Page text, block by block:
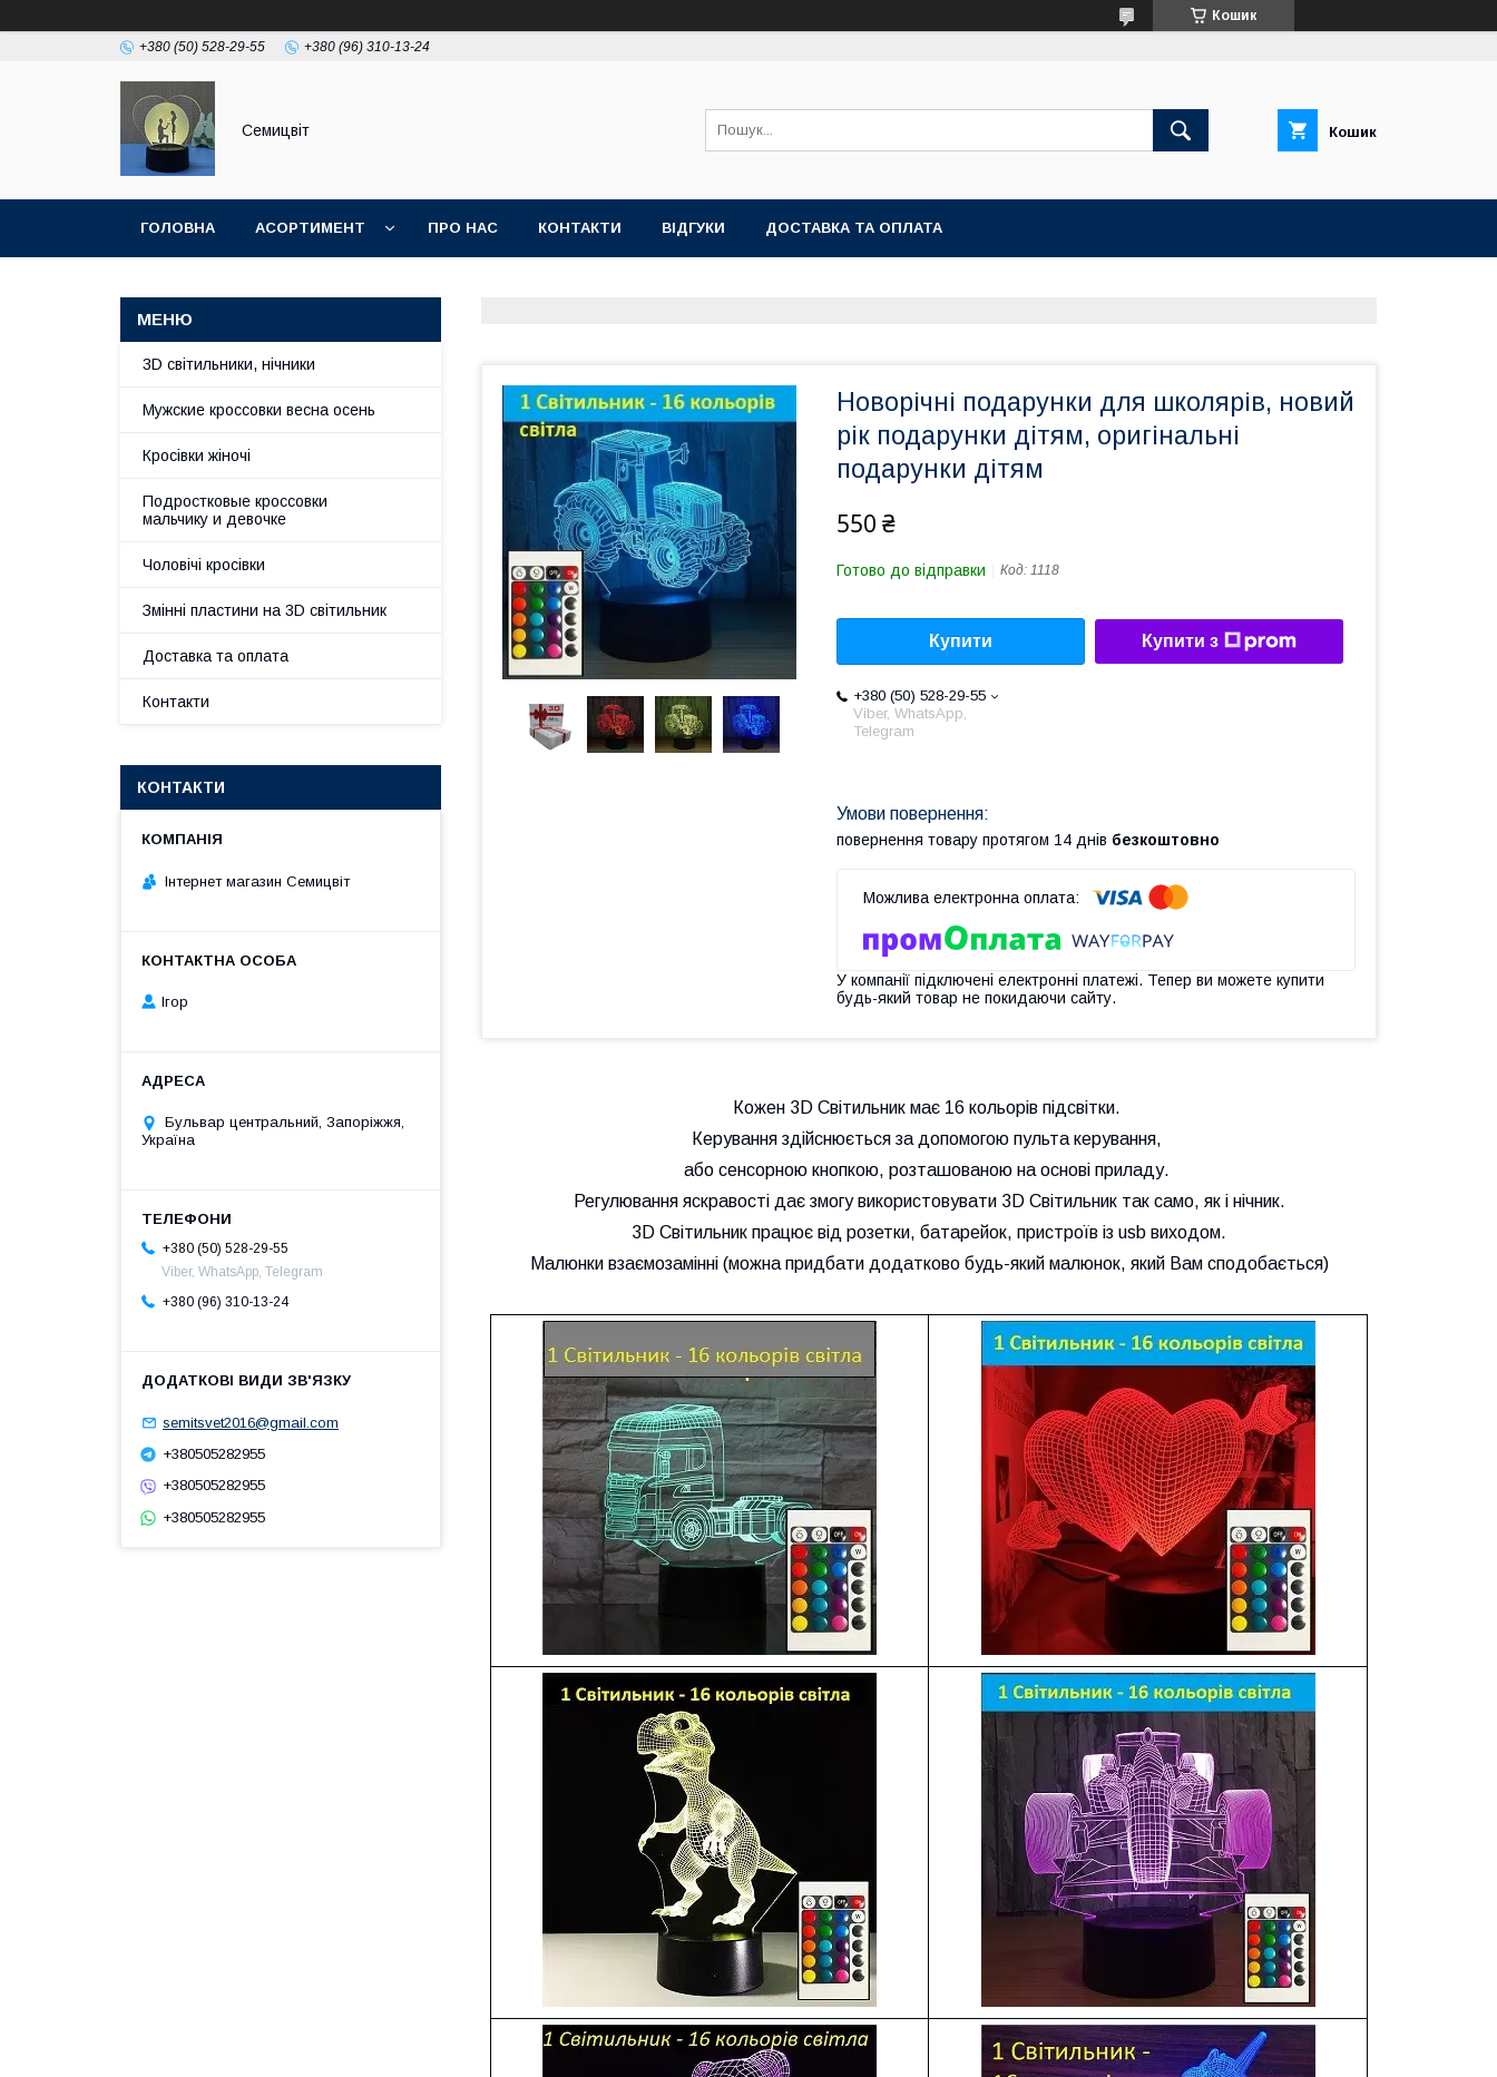
Кошик
+380 (50) 528-29-55 +380 (96) 310-13-24
Семицвіт Кошик
ГОЛОВНА АСОРТИМЕНТ ПРО НАС КОНТАКТИ ВІДГУКИ ДОСТАВКА ТА ОПЛАТА
Новорічні подарунки для школярів, новий
рік подарунки дітям, оригінальні
подарунки дітям
550 ₴
Готово до відправки Код: 1118
Купити Купити з
+380 (50) 528-29-55
Viber, WhatsApp,
Telegram
повернення товару протягом 14 днів безкоштовно
У компанії підключені електронні платежі. Тепер ви можете купити
будь-який товар не покидаючи сайту.
Кожен 3D Світильник має 16 кольорів підсвітки.
Керування здійснюється за допомогою пульта керування,
або сенсорною кнопкою, розташованою на основі приладу.
Регулювання яскравості дає змогу використовувати 3D Світильник так само, як і нічник.
3D Світильник працює від розетки, батарейок, пристроїв із usb виходом.
Малюнки взаємозамінні (можна придбати додатково будь-який малюнок, який Вам сподобається)
3D світильники, нічники
Мужские кроссовки весна осень
Кросівки жіночі
Подростковые кроссовки
мальчику и девочке
Чоловічі кросівки
Змінні пластини на 3D світильник
Доставка та оплата
Контакти
КОНТАКТИ
Інтернет магазин Семицвіт
Ігор
Бульвар центральний, Запоріжжя,
Україна
+380 (50) 528-29-55
Viber, WhatsApp, Telegram
+380 (96) 310-13-24
semitsvet2016@gmail.com
+380505282955
+380505282955
+380505282955